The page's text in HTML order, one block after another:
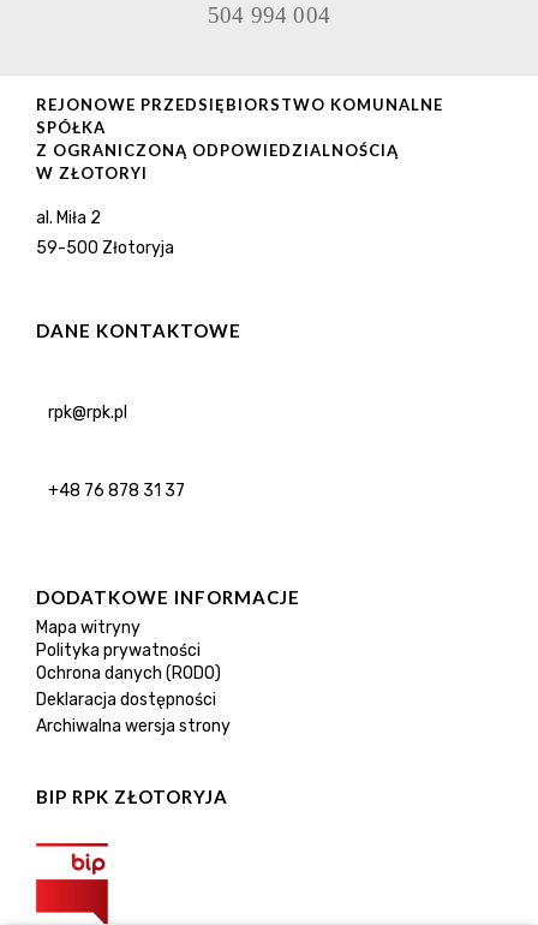
504 994 004
REJONOWE PRZEDSIĘBIORSTWO KOMUNALNE
SPÓŁKA
Z OGRANICZONĄ ODPOWIEDZIALNOŚCIĄ
W ZŁOTORYI
al. Miła 2
59-500 Złotoryja
DANE KONTAKTOWE
rpk@rpk.pl
+48 76 878 31 37
DODATKOWE INFORMACJE
Mapa witryny
Polityka prywatności
Ochrona danych (RODO)
Deklaracja dostępności
Archiwalna wersja strony
BIP RPK ZŁOTORYJA